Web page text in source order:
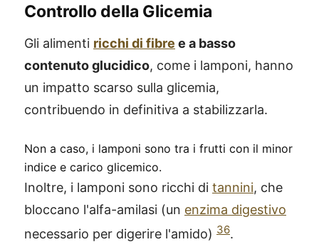
Controllo della Glicemia
Gli alimenti ricchi di fibre e a basso
contenuto glucidico, come i lamponi, hanno
un impatto scarso sulla glicemia,
contribuendo in definitiva a stabilizzarla.
Non a caso, i lamponi sono tra i frutti con il minor
indice e carico glicemico.
Inoltre, i lamponi sono ricchi di tannini, che
bloccano l'alfa-amilasi (un enzima digestivo
necessario per digerire l'amido) 36.